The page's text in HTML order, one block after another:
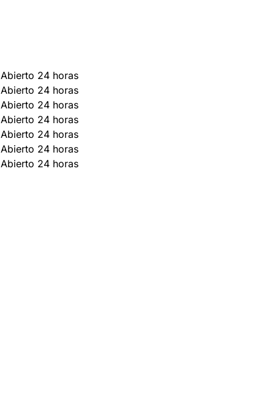
Abierto 24 horas
Abierto 24 horas
Abierto 24 horas
Abierto 24 horas
Abierto 24 horas
Abierto 24 horas
Abierto 24 horas